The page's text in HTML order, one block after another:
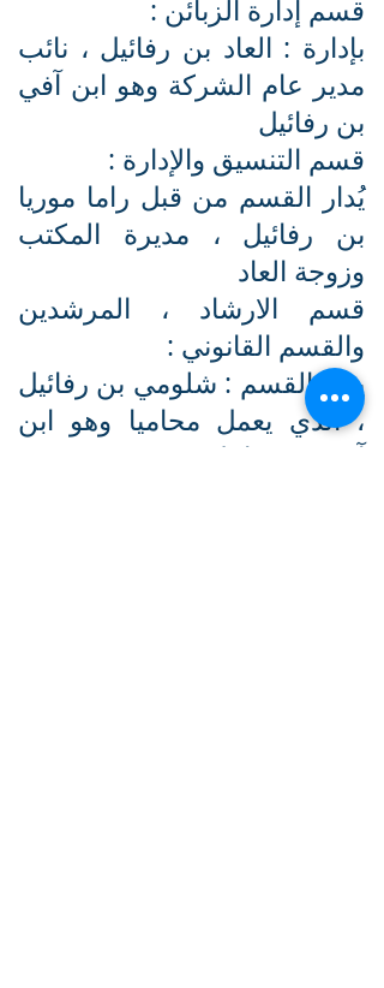
قسم إدارة الزبائن :
بإدارة : العاد بن رفائيل ، نائب
مدير عام الشركة وهو ابن آفي
بن رفائيل
قسم التنسيق والإدارة :
يُدار القسم من قبل راما موريا
بن رفائيل ، مديرة المكتب
وزوجة العاد
قسم الارشاد ، المرشدين
والقسم القانوني :
يدير القسم : شلومي بن رفائيل
، الذي يعمل محاميا وهو ابن
آفي بن رفائيل